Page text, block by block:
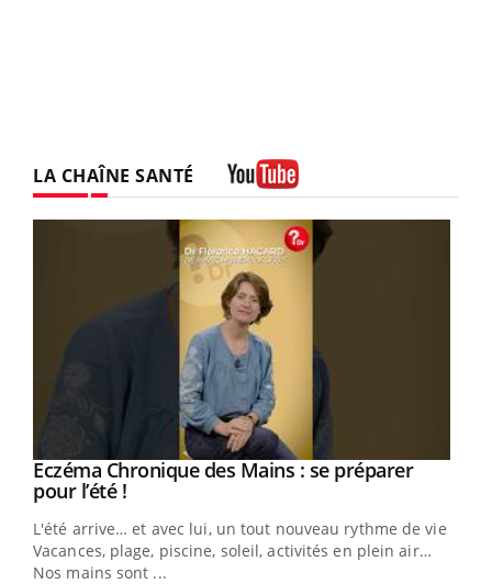
LA CHAÎNE SANTÉ
Youtube
Eczéma Chronique des Mains : se préparer
pour l’été !Youtube
L'été arrive… et avec lui, un tout nouveau rythme de vie !
Vacances, plage, piscine, soleil, activités en plein air…
Nos mains sont ...